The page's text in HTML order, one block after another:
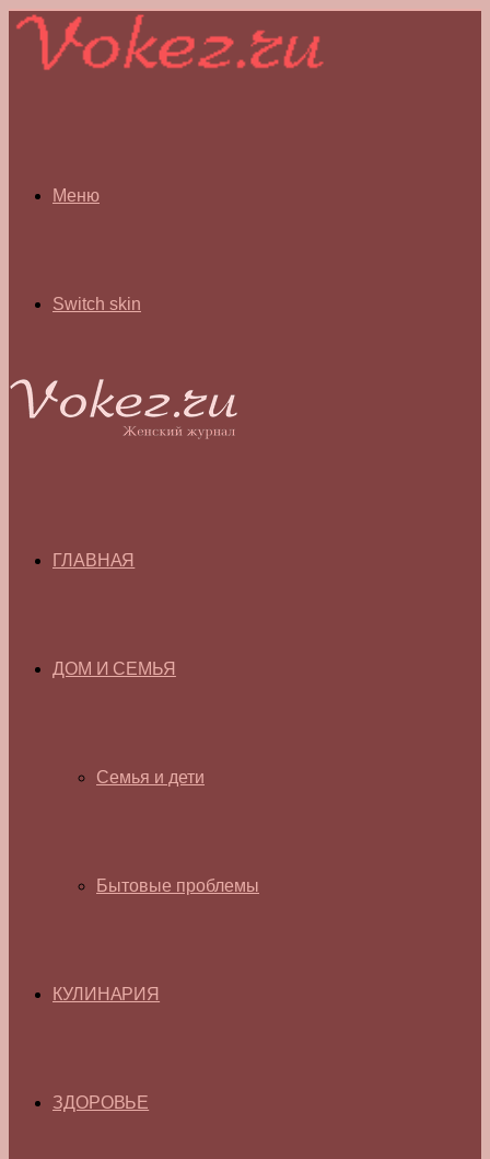
Меню
Switch skin
ГЛАВНАЯ
ДОМ И СЕМЬЯ
Семья и дети
Бытовые проблемы
КУЛИНАРИЯ
ЗДОРОВЬЕ